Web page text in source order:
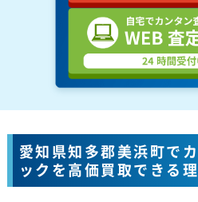
愛知県知多郡美浜町で
ックを高価買取できる